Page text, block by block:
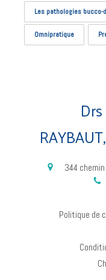
Les pathologies bucco-
Omnipratique
344
Politique de